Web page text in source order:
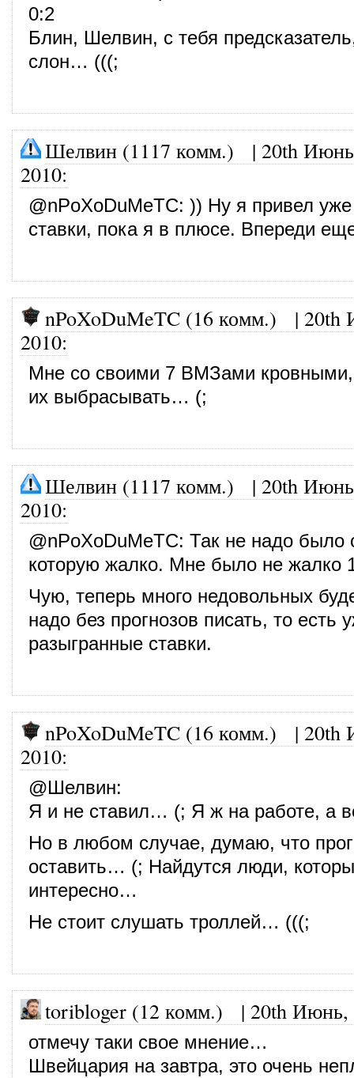
0:2
Блин, Шелвин, с тебя
слон… (((;
Шелвин (1117 комм.) | 20th
2010:
@nPoXoDuMeTC: )) Ну я привел
ставки, пока я в плюсе. Впереди
nPoXoDuMeTC (16 комм.) | 20th
2010:
Мне со своими 7 ВМЗами кровными,
их выбрасывать… (;
Шелвин (1117 комм.) | 20th
2010:
@nPoXoDuMeTC: Так не надо было
которую жалко. Мне было не жалко
Чую, теперь много недовольных
надо без прогнозов писать, то есть
разыгранные ставки.
nPoXoDuMeTC (16 комм.) | 20th
2010:
@Шелвин:
Я и не ставил… (; Я ж на работе, а
Но в любом случае, думаю, что
оставить… (; Найдутся люди,
интересно…
Не стоит слушать троллей… (((;
toribloger (12 комм.) | 20th Июнь,
отмечу таки свое мнение…
Швейцария на завтра, это очень